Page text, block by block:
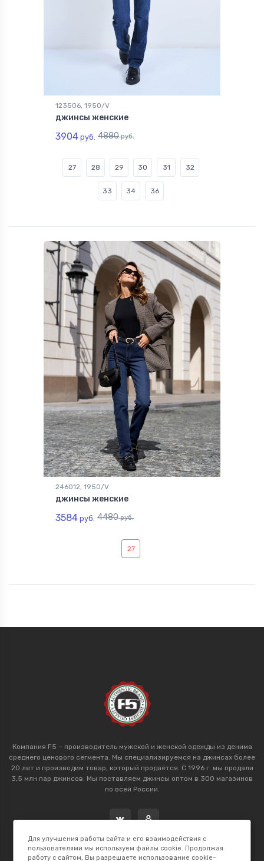
123506, 1950/V
джинсы женские
3904 руб. 4880руб.
27 28 29 30 31 32
33 34 36
246012, 1950/V
джинсы женские
3584 руб. 4480руб.
27
Компания F5 – производитель мужской и женской одежды из денима
среднего ценового сегмента. Мы специализируемся на джинсах более
20 лет и производим товар, который продаётся. С 1996 г. мы продали
3,5 млн пар джинсов. Мы поставляем джинсы оптом в 300 магазинов
по всей России.
Для улучшения работы сайта и его взаимодействия с
пользователями мы используем файлы cookie. Продолжая
работу с сайтом, Вы разрешаете использование cookie-